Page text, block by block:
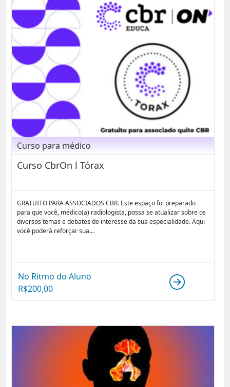
Curso para médico
Curso CbrOn l Tórax
GRATUITO PARA ASSOCIADOS CBR. Este espaço foi preparado
para que você, médico(a) radiologista, possa se atualizar sobre os
diversos temas e debates de interesse da sua especialidade. Aqui
você poderá reforçar sua...
No Ritmo do Aluno
R$200,00